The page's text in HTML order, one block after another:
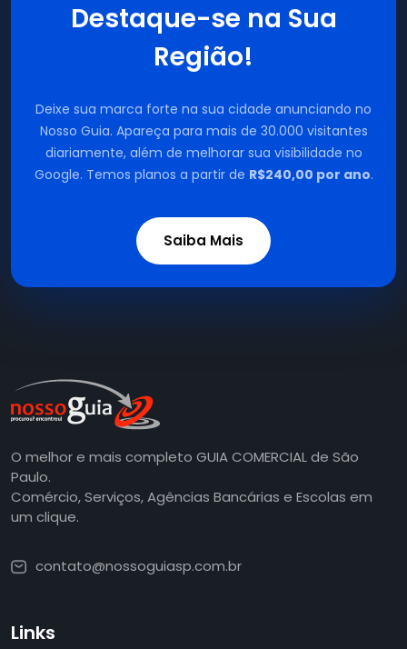
Destaque-se na Sua
Região!
Deixe sua marca forte na sua cidade anunciando no
Nosso Guia. Apareça para mais de 30.000 visitantes
diariamente, além de melhorar sua visibilidade no
Google. Temos planos a partir de R$240,00 por ano.
Saiba Mais
O melhor e mais completo GUIA COMERCIAL de São
Paulo.
Comércio, Serviços, Agências Bancárias e Escolas em
um clique.
contato@nossoguiasp.com.br
Links